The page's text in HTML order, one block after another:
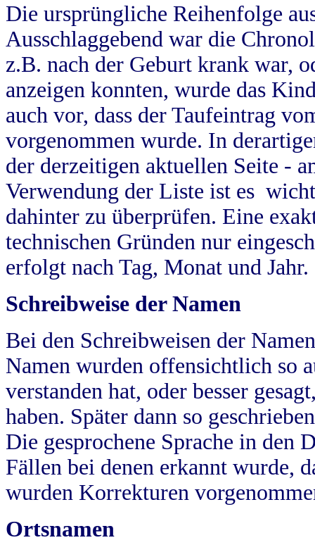
Die ursprüngliche Reihenfolge
Ausschlaggebend war die
z.B. nach der Geburt krank war,
anzeigen konnten, wurde das
auch vor, dass der Taufeintrag
vorgenommen wurde. In
der derzeitigen aktuellen Seite -
Verwendung der Liste ist es
dahinter zu überprüfen. Eine
technischen Gründen nur
erfolgt nach Tag, Monat und Jahr.
Schreibweise der Namen
Bei den Schreibweisen der
Namen wurden offensichtlich so
verstanden hat, oder besser
haben. Später dann so
Die gesprochene Sprache in
Fällen bei denen erkannt wurde,
wurden Korrekturen
Ortsnamen